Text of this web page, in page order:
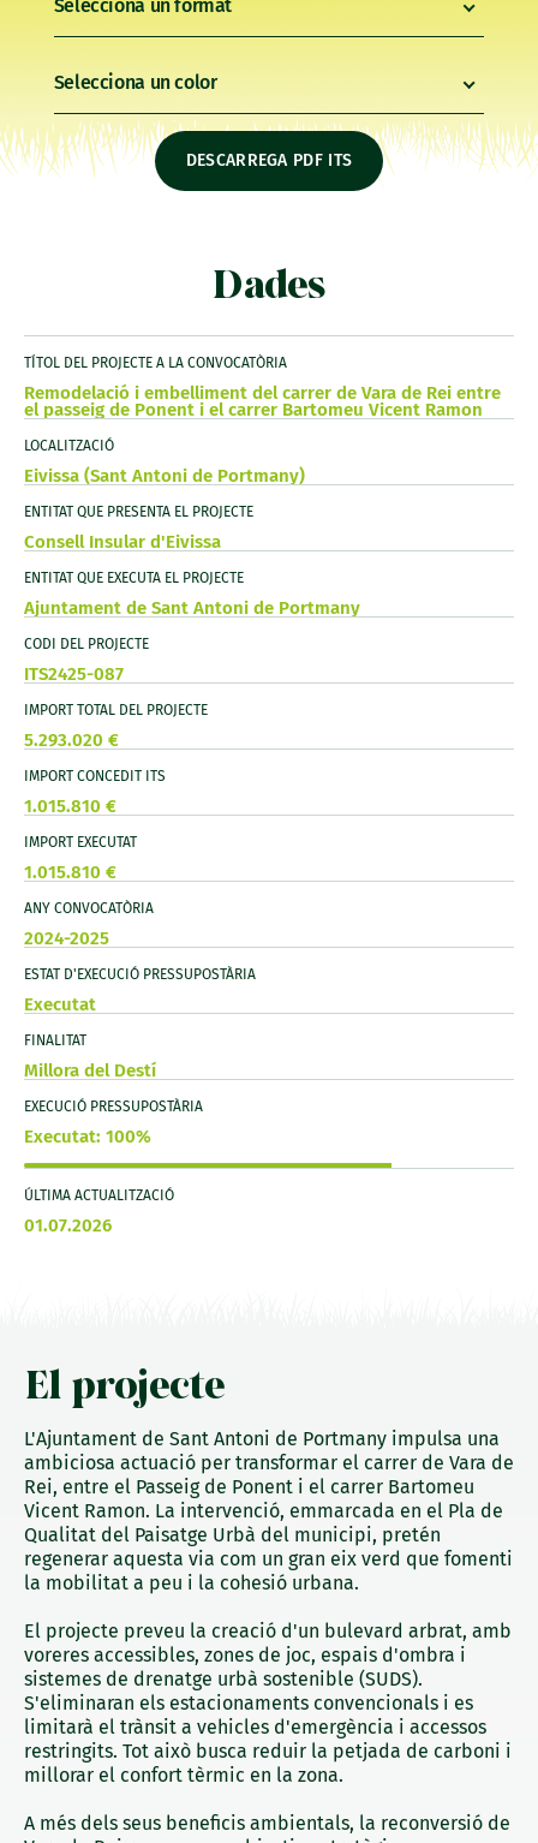
Selecciona un format
Selecciona un color
DESCARREGA PDF ITS
Dades
TÍTOL DEL PROJECTE A LA CONVOCATÒRIA
Remodelació i embelliment del carrer de Vara de Rei entre
el passeig de Ponent i el carrer Bartomeu Vicent Ramon
LOCALITZACIÓ
Eivissa (Sant Antoni de Portmany)
ENTITAT QUE PRESENTA EL PROJECTE
Consell Insular d'Eivissa
ENTITAT QUE EXECUTA EL PROJECTE
Ajuntament de Sant Antoni de Portmany
CODI DEL PROJECTE
ITS2425-087
IMPORT TOTAL DEL PROJECTE
5.293.020 €
IMPORT CONCEDIT ITS
1.015.810 €
IMPORT EXECUTAT
1.015.810 €
ANY CONVOCATÒRIA
2024-2025
ESTAT D'EXECUCIÓ PRESSUPOSTÀRIA
Executat
FINALITAT
Millora del Destí
EXECUCIÓ PRESSUPOSTÀRIA
Executat: 100%
ÚLTIMA ACTUALITZACIÓ
01.07.2026
El projecte
L'Ajuntament de Sant Antoni de Portmany impulsa una
ambiciosa actuació per transformar el carrer de Vara de
Rei, entre el Passeig de Ponent i el carrer Bartomeu
Vicent Ramon. La intervenció, emmarcada en el Pla de
Qualitat del Paisatge Urbà del municipi, pretén
regenerar aquesta via com un gran eix verd que fomenti
la mobilitat a peu i la cohesió urbana.
El projecte preveu la creació d'un bulevard arbrat, amb
voreres accessibles, zones de joc, espais d'ombra i
sistemes de drenatge urbà sostenible (SUDS).
S'eliminaran els estacionaments convencionals i es
limitarà el trànsit a vehicles d'emergència i accessos
restringits. Tot això busca reduir la petjada de carboni i
millorar el confort tèrmic en la zona.
A més dels seus beneficis ambientals, la reconversió de